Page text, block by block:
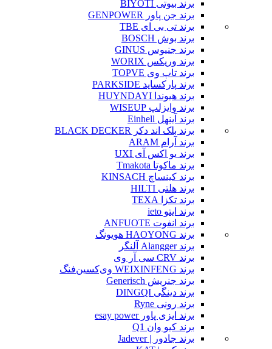
برند بیوتی BIYOTI
برند جن پاور GENPOWER
برند تی بی ای TBE
برند بوش BOSCH
برند جنیوس GINUS
برند وریکس WORIX
برند تاپ وی TOPVE
برند پارکساید PARKSIDE
برند هیوندا HUYNDAYI
برند وایزلپ WISEUP
برند آینهل Einhell
برند بلک اند دکر BLACK DECKER
برند آرام ARAM
برند یو اکس آی UXI
برند ماکوتا Tmakota
برند کینساچ KINSACH
برند هلتی HILTI
برند تکزا TEXA
برند ایتو ieto
برند انفوت ANFUOTE
برند HAOYONG هویونگ
برند Alangger آلنگر
برند CRV سی آر وی
برند WEIXINFENG وی‌کسین‌فنگ
برند جنریش Generisch
برند دینگی DINGQI
برند رونی Ryne
برند ایزی پاور esay power
برند کیو وان Q1
برند جادور | Jadever